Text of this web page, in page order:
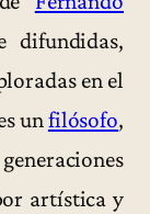
difundidas,
en el
unfilósofo,
artística y